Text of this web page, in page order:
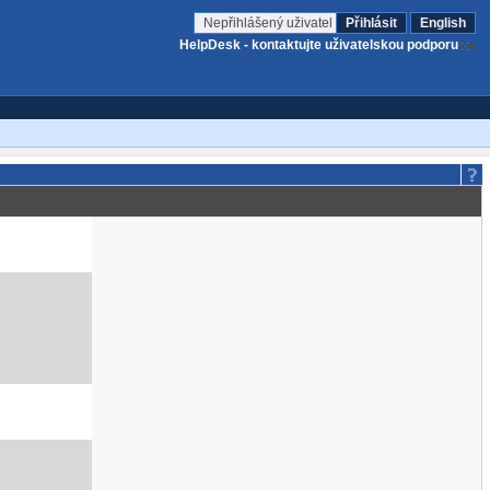
Nepřihlášený uživatel Přihlásit
English
HelpDesk - kontaktujte uživatelskou podporu